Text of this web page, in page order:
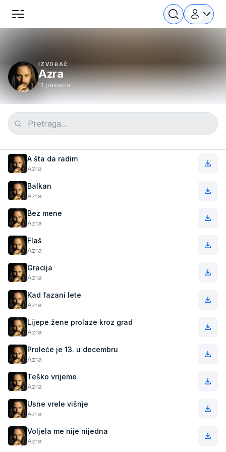
IZVOĐAČ
Azra
11 pesama
A šta da radim
Azra
Balkan
Azra
Bez mene
Azra
Flaš
Azra
Gracija
Azra
Kad fazani lete
Azra
Lijepe žene prolaze kroz grad
Azra
Proleće je 13. u decembru
Azra
Teško vrijeme
Azra
Usne vrele višnje
Azra
Voljela me nije nijedna
Azra